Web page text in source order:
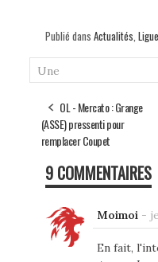
Publié dans Actualités,
Une
OL - Mercato : Grange
(ASSE) pressenti pour
remplacer Coupet
9 COMMENTAIRES
Moimoi-
En fait,